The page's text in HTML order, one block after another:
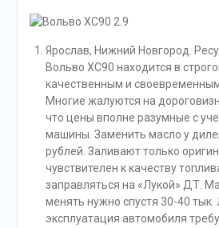
Ярослав, Нижний Новгород.
Вольво XC90 находится в
качественным и
Многие жалуются на
что цены вполне разумные с
машины. Заменить масло у
рублей. Заливают только
чувствителен к качеству
заправляться на «Лукой» ДТ.
менять нужно спустя 30-40
эксплуатация автомобиля